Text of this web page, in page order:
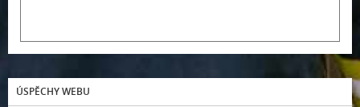
ÚSPĚCHY WEBU